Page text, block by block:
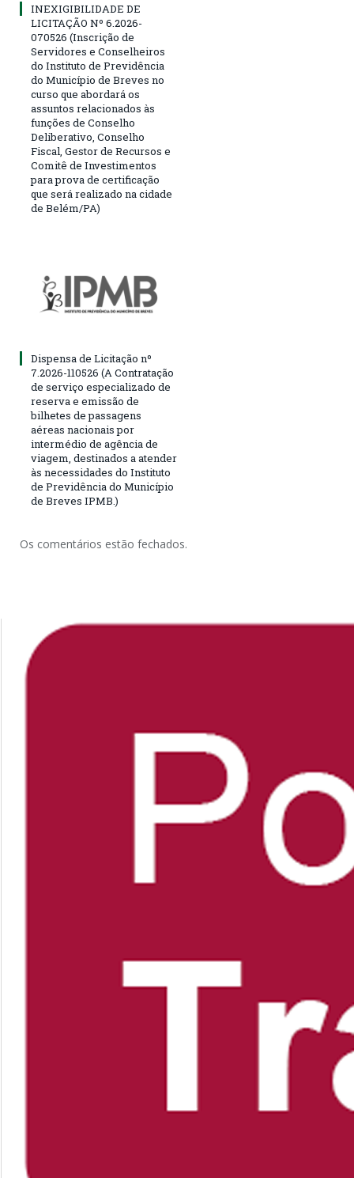
INEXIGIBILIDADE DE
LICITAÇÃO Nº 6.2026-
070526 (Inscrição de
Servidores e Conselheiros
do Instituto de Previdência
do Município de Breves no
curso que abordará os
assuntos relacionados às
funções de Conselho
Deliberativo, Conselho
Fiscal, Gestor de Recursos e
Comitê de Investimentos
para prova de certificação
que será realizado na cidade
de Belém/PA)
Dispensa de Licitação nº
7.2026-110526 (A Contratação
de serviço especializado de
reserva e emissão de
bilhetes de passagens
aéreas nacionais por
intermédio de agência de
viagem, destinados a atender
às necessidades do Instituto
de Previdência do Município
de Breves IPMB.)
Os comentários estão fechados.